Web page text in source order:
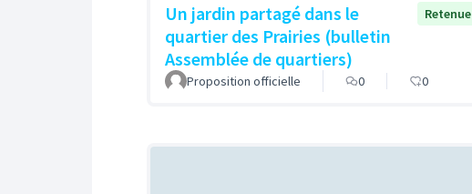
Un jardin partagé dans le
quartier des Prairies (bulletin
Assemblée de quartiers)
Retenue
Proposition officielle 0 0